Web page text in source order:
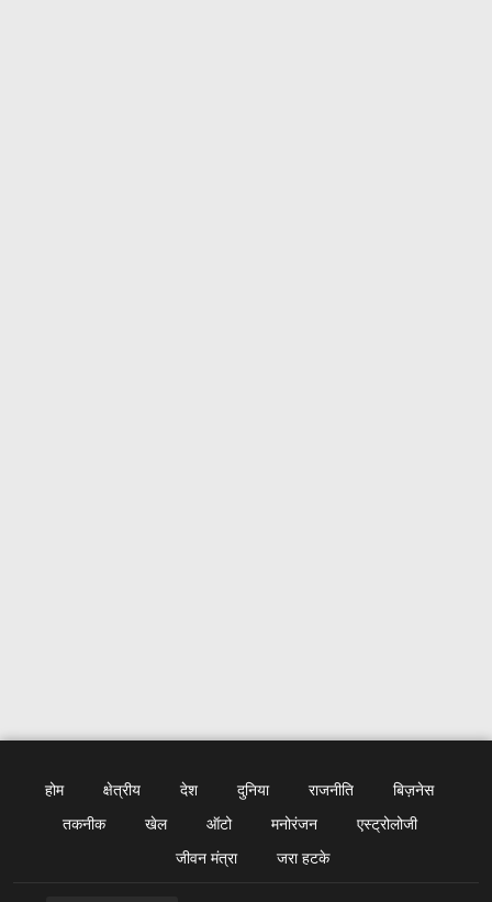
होम क्षेत्रीय देश दुनिया राजनीति
बिज़नेस
तकनीक
खेल ऑटो मनोरंजन
एस्ट्रोलोजी
जीवन मंत्रा
जरा हटके